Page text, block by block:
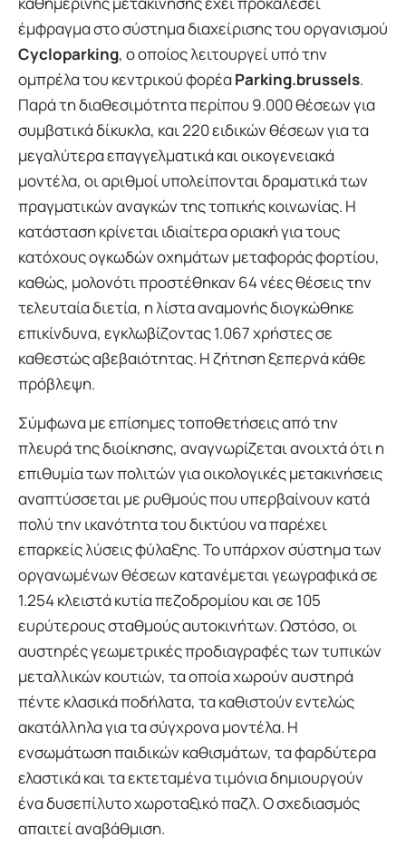
έμφραγμα στο σύστημα διαχείρισης του οργανισμού
Cycloparking, ο οποίος λειτουργεί υπό την
ομπρέλα του κεντρικού φορέαParking.brussels.
Παρά τη διαθεσιμότητα περίπου 9.000 θέσεων για
συμβατικά δίκυκλα, και 220 ειδικών θέσεων για τα
μεγαλύτερα επαγγελματικά και οικογενειακά
μοντέλα, οι αριθμοί υπολείπονται δραματικά των
πραγματικών αναγκών της τοπικής κοινωνίας. Η
κατάσταση κρίνεται ιδιαίτερα οριακή για τους
κατόχους ογκωδών οχημάτων μεταφοράς φορτίου,
καθώς, μολονότι προστέθηκαν 64 νέες θέσεις την
τελευταία διετία, η λίστα αναμονής διογκώθηκε
επικίνδυνα, εγκλωβίζοντας 1.067 χρήστες σε
καθεστώς αβεβαιότητας. Η ζήτηση ξεπερνά κάθε
πρόβλεψη.
Σύμφωνα με επίσημες τοποθετήσεις από την
πλευρά της διοίκησης, αναγνωρίζεται ανοιχτά ότι η
επιθυμία των πολιτών για οικολογικές μετακινήσεις
αναπτύσσεται με ρυθμούς που υπερβαίνουν κατά
πολύ την ικανότητα του δικτύου να παρέχει
επαρκείς λύσεις φύλαξης. Το υπάρχον σύστημα των
οργανωμένων θέσεων κατανέμεται γεωγραφικά σε
1.254 κλειστά κυτία πεζοδρομίου και σε 105
ευρύτερους σταθμούς αυτοκινήτων. Ωστόσο, οι
αυστηρές γεωμετρικές προδιαγραφές των τυπικών
μεταλλικών κουτιών, τα οποία χωρούν αυστηρά
πέντε κλασικά ποδήλατα, τα καθιστούν εντελώς
ακατάλληλα για τα σύγχρονα μοντέλα. Η
ενσωμάτωση παιδικών καθισμάτων, τα φαρδύτερα
ελαστικά και τα εκτεταμένα τιμόνια δημιουργούν
ένα δυσεπίλυτο χωροταξικό παζλ. Ο σχεδιασμός
απαιτεί αναβάθμιση.